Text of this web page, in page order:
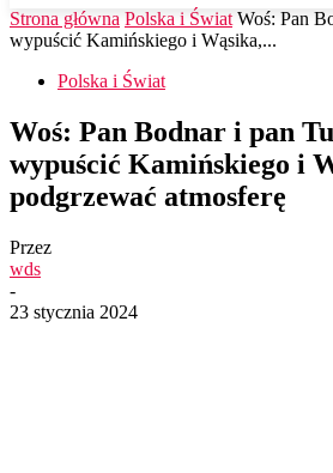
Strona główna Polska i Świat Woś: Pan
wypuścić Kamińskiego i Wąsika,...
Polska i Świat
Woś: Pan Bodnar i pan
wypuścić Kamińskiego i
podgrzewać atmosferę
Przez
wds
-
23 stycznia 2024